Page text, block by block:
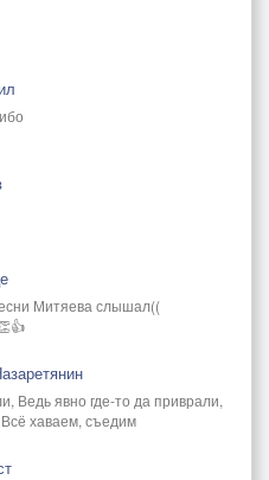
Митяева слышал((
Ведь явно где-то да приврали,
хаваем, съедим